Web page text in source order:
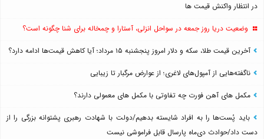
در انتظار واکنش قیمت ها
وضعیت دریا روز جمعه در سواحل انزلی، آستارا و چمخاله برای شنا چگونه است؟
آخرین قیمت طلا، سکه و دلار امروز پنجشنبه ۱۵ مرداد؛ آیا کاهش قیمت‌ها ادامه دارد؟
ناگفته‌هایی از آمپول‌های لاغری؛ از عوارض مرگبار تا زیبایی
مکمل های آهن فورت چه تفاوتی با مکمل های معمولی دارند؟
باید پُست‌ها را به افراد شایسته بدهیم/دولت با شهادت رهبری پشتوانه بزرگی را از
دست داد/حوادث دی‌ماه پارسال قابل فراموشی نیست